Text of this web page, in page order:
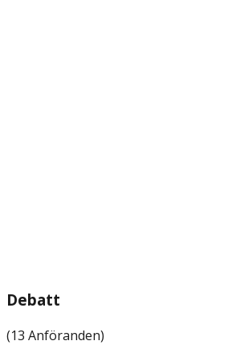
Debatt
(13 Anföranden)